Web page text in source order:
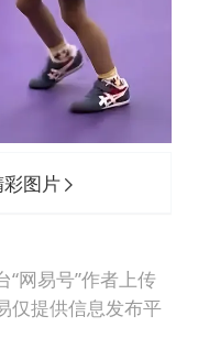
图片
网易号”作者上传
仅提供信息发布平